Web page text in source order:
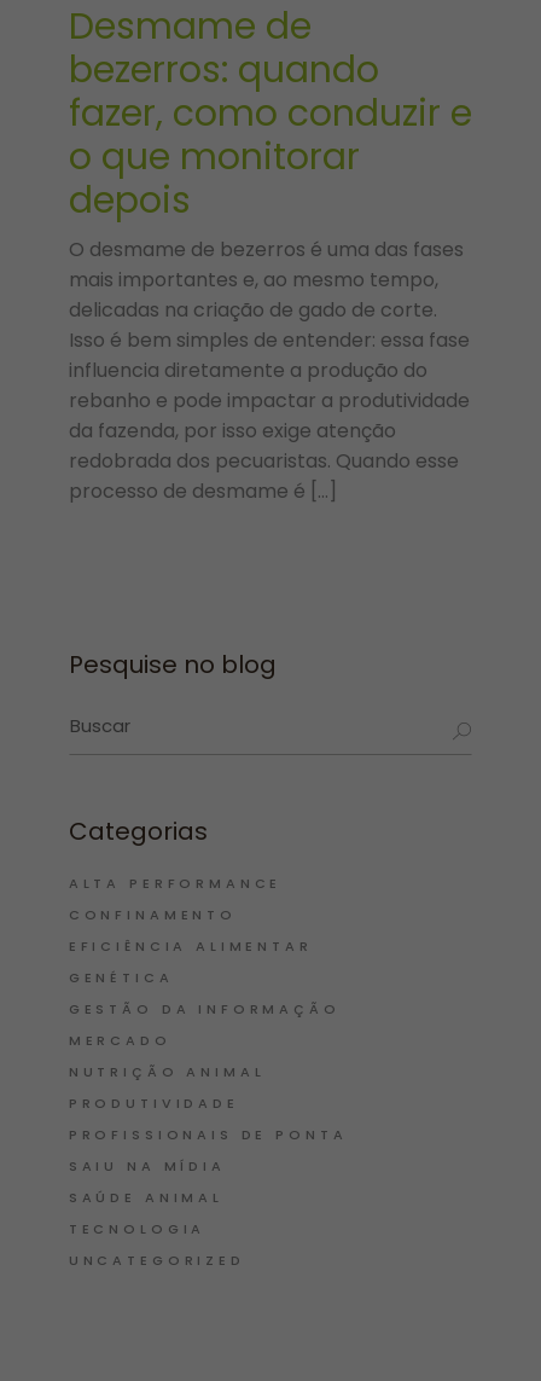
Desmame de
bezerros: quando
fazer, como conduzir e
o que monitorar
depois
O desmame de bezerros é uma das fases
mais importantes e, ao mesmo tempo,
delicadas na criação de gado de corte.
Isso é bem simples de entender: essa fase
influencia diretamente a produção do
rebanho e pode impactar a produtividade
da fazenda, por isso exige atenção
redobrada dos pecuaristas. Quando esse
processo de desmame é […]
Pesquise no blog
Categorias
ALTA PERFORMANCE
CONFINAMENTO
EFICIÊNCIA ALIMENTAR
GENÉTICA
GESTÃO DA INFORMAÇÃO
MERCADO
NUTRIÇÃO ANIMAL
PRODUTIVIDADE
PROFISSIONAIS DE PONTA
SAIU NA MÍDIA
SAÚDE ANIMAL
TECNOLOGIA
UNCATEGORIZED